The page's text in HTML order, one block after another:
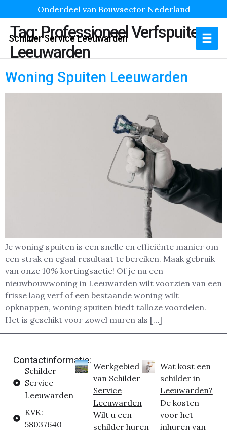
Onderdeel van Bouwsector Nederland
Schilder Service Leeuwarden
Tag:Professioneel Verfspuiten
Leeuwarden
Woning Spuiten Leeuwarden
Je woning spuiten is een snelle en efficiënte manier om
een strak en egaal resultaat te bereiken. Maak gebruik
van onze 10% kortingsactie! Of je nu een
nieuwbouwwoning in Leeuwarden wilt voorzien van een
frisse laag verf of een bestaande woning wilt
opknappen, woning spuiten biedt talloze voordelen.
Het is geschikt voor zowel muren als […]
Contactinformatie:
Schilder
Service
Leeuwarden
KVK:
58037640
Werkgebied
van Schilder
Service
Leeuwarden
Wilt u een
schilder huren
Wat kost een
schilder in
Leeuwarden?
De kosten
voor het
inhuren van